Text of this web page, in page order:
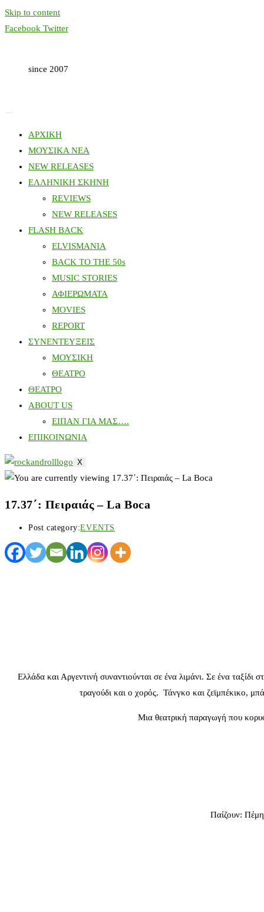
Skip to content
Facebook Twitter
since 2007
ΑΡΧΙΚΗ
ΜΟΥΣΙΚΑ ΝΕΑ
NEW RELEASES
ΕΛΛΗΝΙΚΗ ΣΚΗΝΗ
REVIEWS
NEW RELEASES
FLASH BACK
ELVISMANIA
BACK TO THE 50s
MUSIC STORIES
ΑΦΙΕΡΩΜΑΤΑ
MOVIES
REPORT
ΣΥΝΕΝΤΕΥΞΕΙΣ
ΜΟΥΣΙΚΗ
ΘΕΑΤΡΟ
ΘΕΑΤΡΟ
ABOUT US
ΕΙΠΑΝ ΓΙΑ ΜΑΣ….
ΕΠΙΚΟΙΝΩΝΙΑ
X
17.37΄: Πειραιάς – La Boca
Post category:EVENTS
Ελλάδα και Αργεντινή συναντιούνται σε ένα λιμάνι. Σε ένα
τραγούδι και ο χορός. Τάνγκο και ζεϊμπέκικο,
Μια θεατρική παραγωγή που
Παίζουν: